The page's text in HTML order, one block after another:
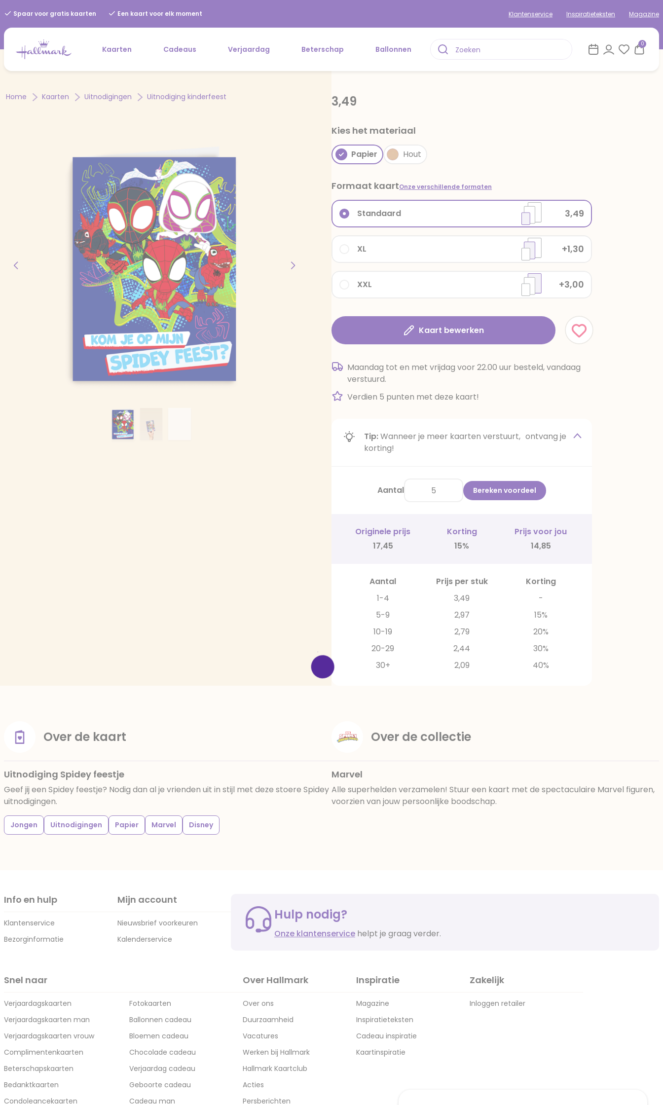
Spaar voor gratis kaarten Een kaart voor elk moment Klantenservice Inspiratieteksten Magazine
Kaarten Cadeaus Verjaardag Beterschap Ballonnen
0
Home Kaarten Uitnodigingen Uitnodiging kinderfeest 3,49
Kies het materiaal
Papier Hout
Formaat kaartOnze verschillende formaten
XXL +3,00
XL +1,30
Standaard 3,49
Kaart bewerken
Maandag tot en met vrijdag voor 22.00 uur besteld, vandaag
verstuurd.
Verdien 5 punten met deze kaart!
Tip:Wanneer je meer kaarten verstuurt, ontvang je
korting!
Aantal Bereken voordeel
Originele prijs Korting
Prijs voor jou
17,45
15% 14,85
Aantal Prijs per stuk
Korting
1-4
3,49
-
5-9
2,97
15%
10-19
2,79
20%
20-29
2,44
30%
30+
2,09 40%
Over de kaart
Uitnodiging Spidey feestje
Geef jij een Spidey feestje? Nodig dan al je vrienden uit in stijl met deze stoere Spidey
uitnodigingen.
Jongen Uitnodigingen Papier Marvel Disney
Over de collectie
Marvel
Alle superhelden verzamelen! Stuur een kaart met de spectaculaire Marvel figuren,
voorzien van jouw persoonlijke boodschap.
Info en hulp
Klantenservice
Bezorginformatie
Mijn account
Nieuwsbrief voorkeuren
Kalenderservice
Hulp nodig?
Onze klantenservice helpt je graag verder.
Snel naar
Verjaardagskaarten
Verjaardagskaarten man
Verjaardagskaarten vrouw
Complimentenkaarten
Beterschapskaarten
Bedanktkaarten
Condoleancekaarten
Fotokaarten
Ballonnen cadeau
Bloemen cadeau
Chocolade cadeau
Verjaardag cadeau
Geboorte cadeau
Cadeau man
Over Hallmark
Over ons
Duurzaamheid
Vacatures
Werken bij Hallmark
Hallmark Kaartclub
Acties
Persberichten
Inspiratie
Magazine
Inspiratieteksten
Cadeau inspiratie
Kaartinspiratie
Zakelijk
Inloggen retailer